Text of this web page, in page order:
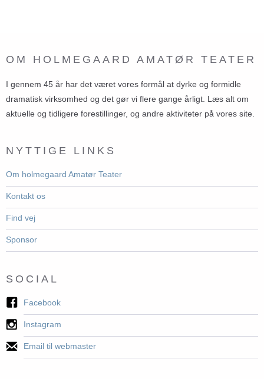
OM HOLMEGAARD AMATØR TEATER
I gennem 45 år har det været vores formål at dyrke og formidle
dramatisk virksomhed og det gør vi flere gange årligt. Læs alt om
aktuelle og tidligere forestillinger, og andre aktiviteter på vores site.
NYTTIGE LINKS
Om holmegaard Amatør Teater
Kontakt os
Find vej
Sponsor
SOCIAL
Facebook
Instagram
Email til webmaster